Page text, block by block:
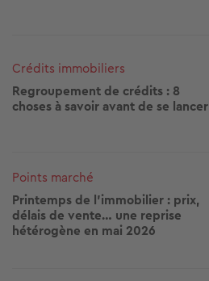
Crédits immobiliers
Regroupement de crédits : 8
choses à savoir avant de se lancer
Points marché
Printemps de l’immobilier : prix,
délais de vente… une reprise
hétérogène en mai 2026